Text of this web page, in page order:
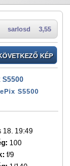
3,55
sarlosd
KÉP
S5500
S5500
18. 19:49
100
f/9